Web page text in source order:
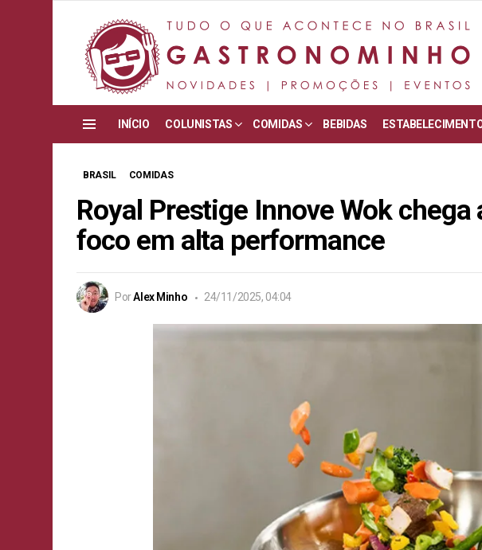
INÍCIO COLUNISTAS COMIDAS BEBIDAS
BRASIL COMIDAS
Royal Prestige Innove Wok chega
foco em alta performance
PorAlex Minho 24/11/2025, 04:04